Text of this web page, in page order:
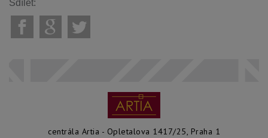
Sdílet:
centrála Artia - Opletalova 1417/25, Praha 1